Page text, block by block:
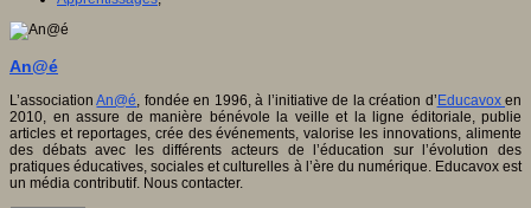
An@é
L’associationAn@é, fondée en 1996, à l’initiative de la création d’ Educavoxen
2010, en assure de manière bénévole la veille et la ligne éditoriale, publie
articles et reportages, crée des événements, valorise les innovations, alimente
des débats avec les différents acteurs de l’éducation sur l’évolution des
pratiques éducatives, sociales et culturelles à l’ère du numérique. Educavox est
un média contributif. Nous contacter.